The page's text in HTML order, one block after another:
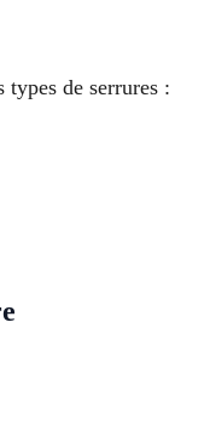
types de serrures :